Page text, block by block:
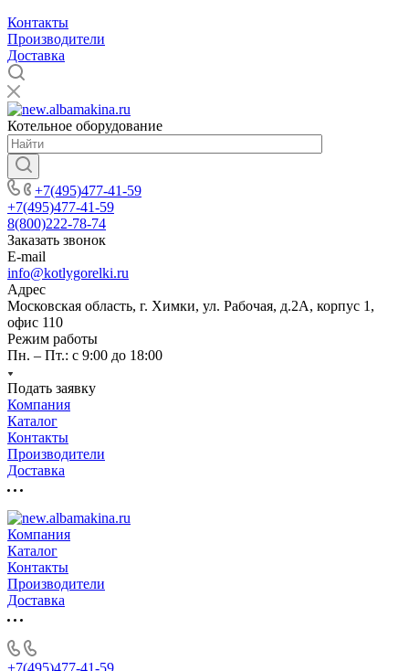
Контакты
Производители
Доставка
Котельное оборудование
+7(495)477-41-59
+7(495)477-41-59
8(800)222-78-74
Заказать звонок
E-mail
info@kotlygorelki.ru
Адрес
Московская область, г. Химки, ул. Рабочая, д.2А, корпус 1,
офис 110
Режим работы
Пн. – Пт.: с 9:00 до 18:00
Подать заявку
Компания
Каталог
Контакты
Производители
Доставка
Компания
Каталог
Контакты
Производители
Доставка
+7(495)477-41-59